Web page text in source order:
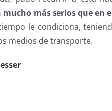
más serios que en
le condiciona,
medios de transporte.